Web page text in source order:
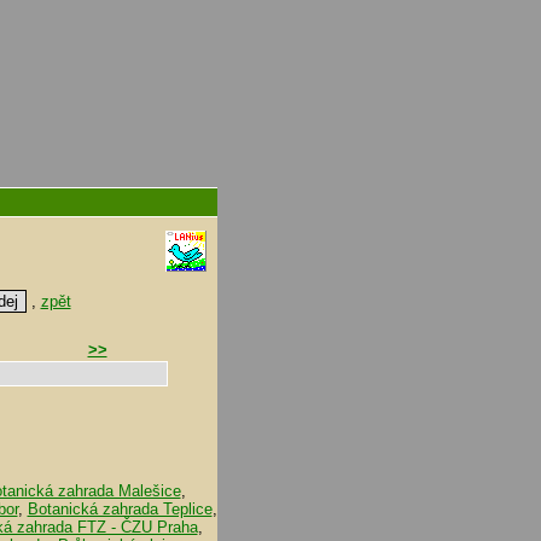
, zpět
>>
zahrada Malešice,
, Botanická zahrada Teplice,
zahrada FTZ - ČZU Praha,